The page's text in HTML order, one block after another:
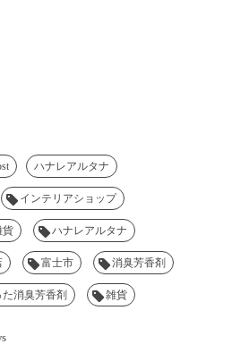
ハナレアルタナ
インテリアショップ
貨 ハナレアルタナ
富士市 消臭芳香剤
消臭芳香剤 雑貨